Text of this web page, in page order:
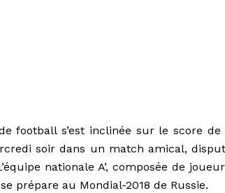
de football s’est inclinée sur le score
soir dans un match amical,
nationale A’, composée de
prépare au Mondial-2018 de Russie.